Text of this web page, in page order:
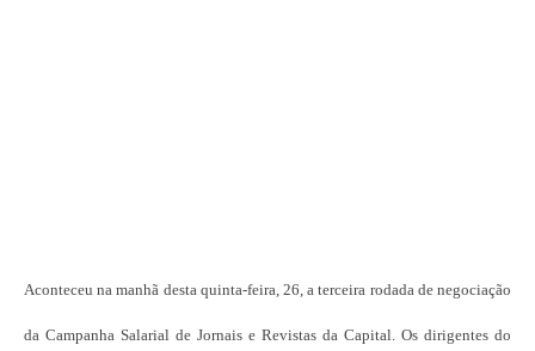
Aconteceu na manhã desta quinta-feira, 26, a terceira rodada de negociação
da Campanha Salarial de Jornais e Revistas da Capital. Os dirigentes do